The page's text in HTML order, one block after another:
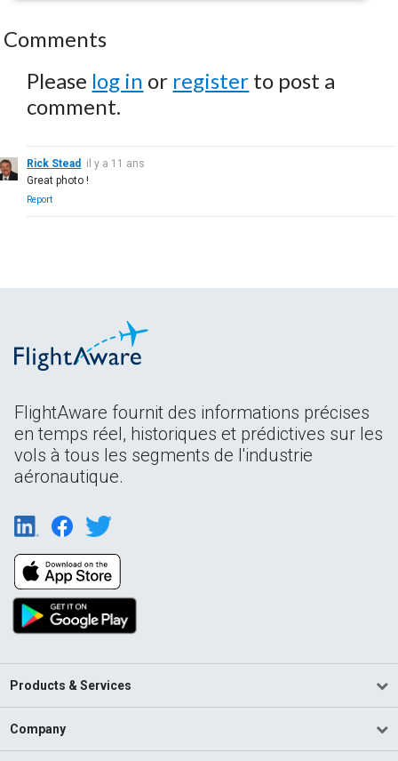
Comments
Please log in or register to post a
comment.
Rick Stead
il y a 11 ans
Great photo !
Report
FlightAware fournit des informations précises
en temps réel, historiques et prédictives sur les
vols à tous les segments de l'industrie
aéronautique.
Products & Services
Company